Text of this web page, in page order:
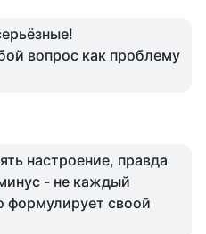
вопрос как проблему
настроение, правда
- не каждый
формулирует своой